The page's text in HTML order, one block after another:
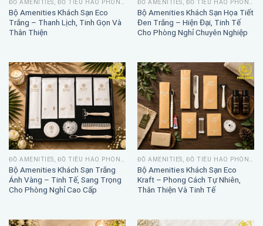
Bộ Amenities Khách Sạn Eco
Trắng – Thanh Lịch, Tinh Gọn Và
Thân Thiện
Bộ Amenities Khách Sạn Họa Tiết
Đen Trắng – Hiện Đại, Tinh Tế
Cho Phòng Nghỉ Chuyên Nghiệp
Bộ Amenities Khách Sạn Trắng
Ánh Vàng – Tinh Tế, Sang Trọng
Cho Phòng Nghỉ Cao Cấp
Bộ Amenities Khách Sạn Eco
Kraft – Phong Cách Tự Nhiên,
Thân Thiện Và Tinh Tế